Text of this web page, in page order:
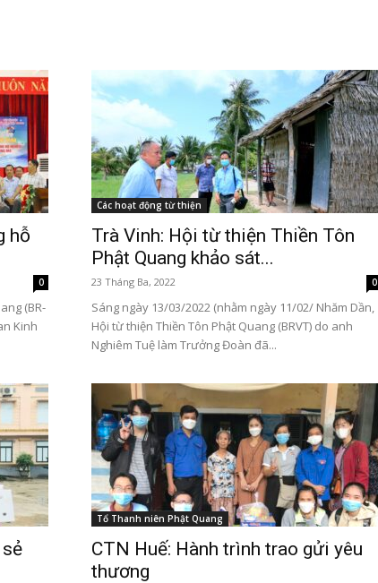
Tôn
Phật
Quang
hỗ
0
(BR-
Kinh
Các hoạt động từ thiện
Trà Vinh: Hội từ thiện Thiền Tôn
Phật Quang khảo sát...
23 Tháng Ba, 2022 0
Sáng ngày 13/03/2022 (nhằm ngày 11/02/ Nhăm Dần,
Hội từ thiện Thiền Tôn Phật Quang (BRVT) do anh
Nghiêm Tuệ làm Trưởng Đoàn đã...
Tổ Thanh niên Phật Quang
CTN Huế: Hành trình trao gửi yêu
thương